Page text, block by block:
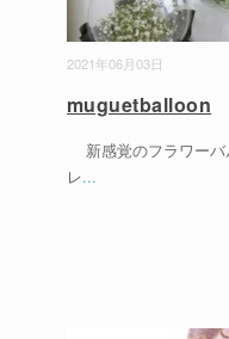
2021年06月03日
muguetballoon
新感覚のフラワーバ
レ...